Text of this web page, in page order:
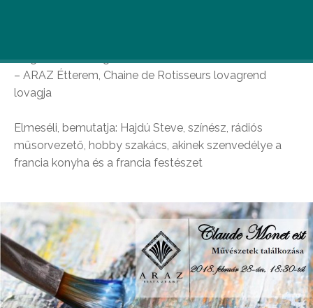
Megálmodta, megalkotta: Barka Áron, Chef de Cuisine
– ARAZ Étterem, Chaine de Rotisseurs lovagrend
lovagja
Elmeséli, bemutatja: Hajdú Steve, színész, rádiós
műsorvezető, hobby szakács, akinek szenvedélye a
francia konyha és a francia festészet